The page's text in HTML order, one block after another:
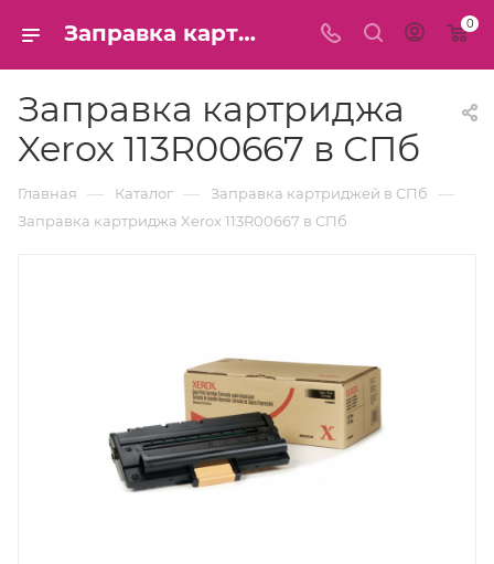
Заправка картриджа Xerox 113R00667 в СПб 0
Заправка картриджа
Xerox 113R00667 в СПб
Главная — Каталог — Заправка картриджей в СПб —
Заправка картриджа Xerox 113R00667 в СПб